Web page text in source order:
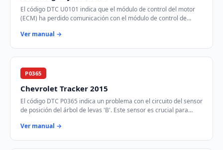
El código DTC U0101 indica que el módulo de control del motor
(ECM) ha perdido comunicación con el módulo de control de
Ver manual →
P0365
Chevrolet Tracker 2015
El código DTC P0365 indica un problema con el circuito del sensor
de posición del árbol de levas 'B'. Este sensor es crucial para
Ver manual →